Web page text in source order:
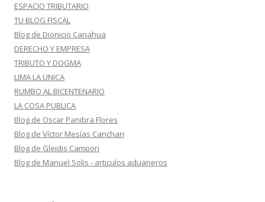
ESPACIO TRIBUTARIO
TU BLOG FISCAL
Blog de Dionicio Canahua
DERECHO Y EMPRESA
TRIBUTO Y DOGMA
LIMA LA UNICA
RUMBO AL BICENTENARIO
LA COSA PUBLICA
Blog de Oscar Panibra Flores
Blog de Víctor Mesías Canchari
Blog de Gleidis Campon
Blog de Manuel Solis - articulos aduaneros